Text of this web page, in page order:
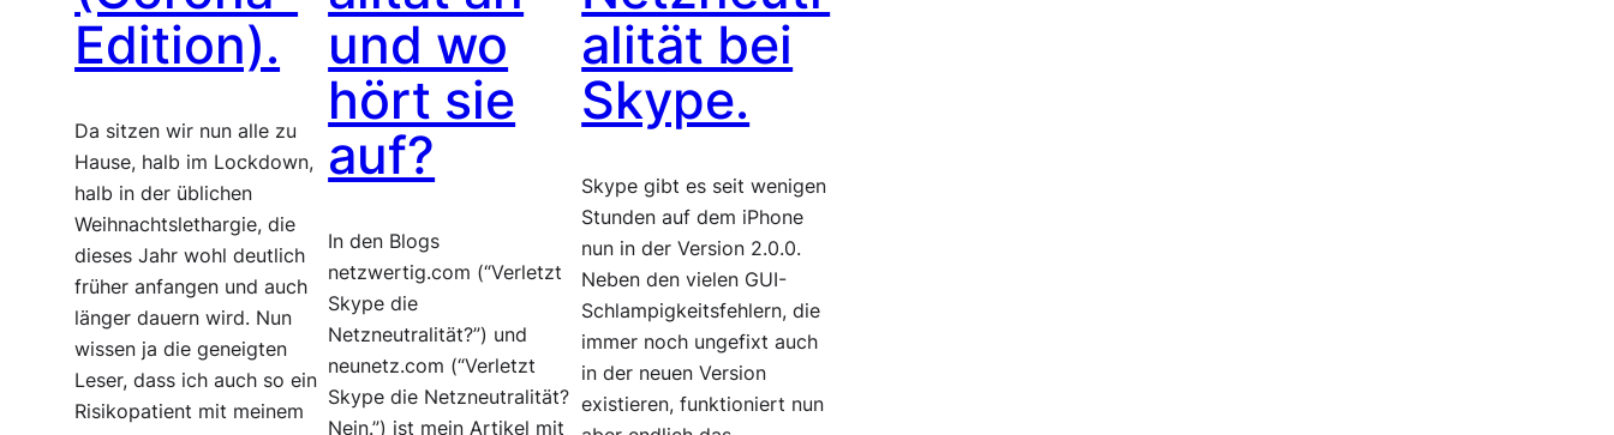
Edition).
Da sitzen wir nun alle zu
Hause, halb im Lockdown,
halb in der üblichen
Weihnachtslethargie, die
dieses Jahr wohl deutlich
früher anfangen und auch
länger dauern wird. Nun
wissen ja die geneigten
Leser, dass ich auch so ein
Risikopatient mit meinem
und wo
hört sie
auf?
In den Blogs
netzwertig.com (“Verletzt
Skype die
Netzneutralität?”) und
neunetz.com (“Verletzt
Skype die Netzneutralität?
Nein.”) ist mein Artikel mit
alität bei
Skype.
Skype gibt es seit wenigen
Stunden auf dem iPhone
nun in der Version 2.0.0.
Neben den vielen GUI-
Schlampigkeitsfehlern, die
immer noch ungefixt auch
in der neuen Version
existieren, funktioniert nun